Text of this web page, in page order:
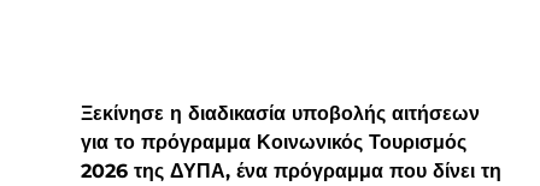
Ξεκίνησε η διαδικασία υποβολής αιτήσεων
για το πρόγραμμα Κοινωνικός Τουρισμός
2026 της ΔΥΠΑ, ένα πρόγραμμα που δίνει τη